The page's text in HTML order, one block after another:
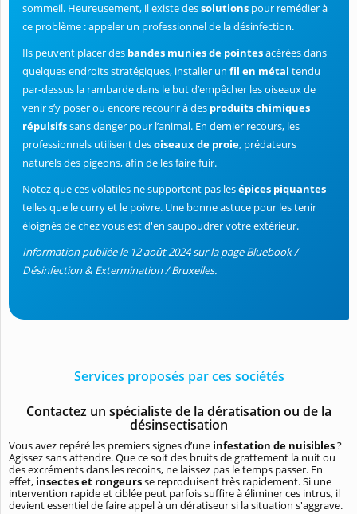
sommeil. Heureusement, il existe dessolutions pour remédier à
ce problème : appeler un professionnel de la désinfection.
Ils peuvent placer des bandes munies de pointesacérées dans
quelques endroits stratégiques, installer un fil en métal tendu
par-dessus la rambarde dans le but d’empêcher les oiseaux de
venir s’y poser ou encore recourir à des produits chimiques
répulsifssans danger pour l’animal. En dernier recours, les
professionnels utilisent desoiseaux de proie, prédateurs
naturels des pigeons, afin de les faire fuir.
Notez que ces volatiles ne supportent pas lesépices piquantes
telles que le curry et le poivre. Une bonne astuce pour les tenir
éloignés de chez vous est d'en saupoudrer votre extérieur.
Information publiée le 12 août 2024 sur la page Bluebook /
Désinfection & Extermination / Bruxelles.
Services proposés par ces sociétés
Contactez un spécialiste de la dératisation ou de la
désinsectisation
Vous avez repéré les premiers signes d’une infestation de nuisibles?
Agissez sans attendre. Que ce soit des bruits de grattement la nuit ou
des excréments dans les recoins, ne laissez pas le temps passer. En
effet, insectes et rongeursse reproduisent très rapidement. Si une
intervention rapide et ciblée peut parfois suffire à éliminer ces intrus, il
devient essentiel de faire appel à un dératiseur si la situation s'aggrave.